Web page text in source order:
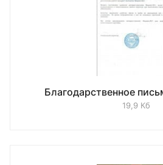
Благодарственное
19,9 Кб